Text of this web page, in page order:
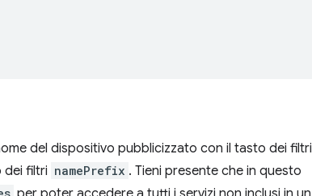
del dispositivo pubblicizzato con il tasto dei filtri
dei filtri namePrefix . Tieni presente che in questo